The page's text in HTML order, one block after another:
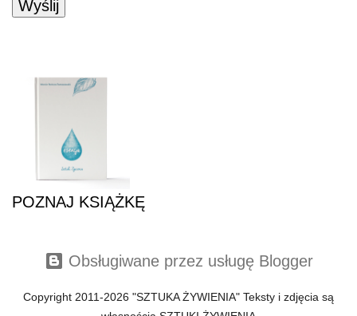
POZNAJ KSIĄŻKĘ
Obsługiwane przez usługę Blogger
Copyright 2011-2026 "SZTUKA ŻYWIENIA" Teksty i zdjęcia są